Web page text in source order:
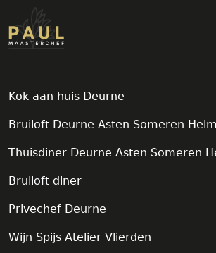
Bruiloften & Events
Freelance Kok
Contact
Kok aan huis Deurne
Bruiloft Deurne Asten Someren
Thuisdiner Deurne Asten Someren
Bruiloft diner
Privechef Deurne
Wijn Spijs Atelier Vlierden